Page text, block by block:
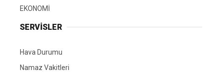
EKONOMİ
SERVİSLER
Hava Durumu
Namaz Vakitleri